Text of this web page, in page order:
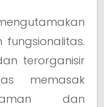
fungsionalitas.
terorganisir
memasak
dan